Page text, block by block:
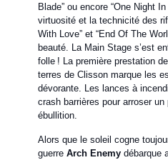
Blade” ou encore “One Night
virtuosité et la technicité des
With Love” et “End Of The
beauté. La Main Stage s’est
folle ! La première prestation de
terres de Clisson marque les
dévorante. Les lances à
crash barrières pour arroser
ébullition.
Alors que le soleil cogne
guerre Arch Enemydébarque